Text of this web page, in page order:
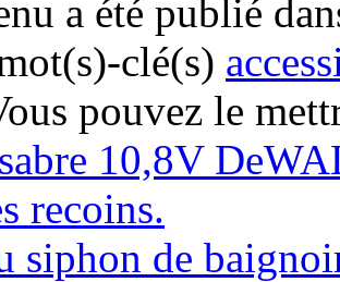
a été publié
clé(s)
pouvez le
10,8V
recoins.
siphon de